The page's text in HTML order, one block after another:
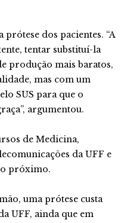
dos pacientes. “A
tentar substituí-la
produção mais baratos,
mas com um
SUS para que o
argumentou.
de Medicina,
da UFF e
próximo.
uma prótese custa
UFF, ainda que em